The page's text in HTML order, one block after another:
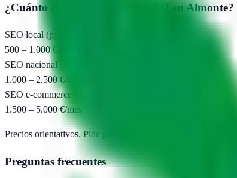
¿Cuánto cuesta una agencia SEO enAlmonte?
SEO local (pyme)
500 – 1.000 €/mes
SEO nacional
1.000 – 2.500 €/mes
SEO e-commerce
1.500 – 5.000 €/mes
Precios orientativos. Pide presupuesto para obtener
Preguntas frecuentes